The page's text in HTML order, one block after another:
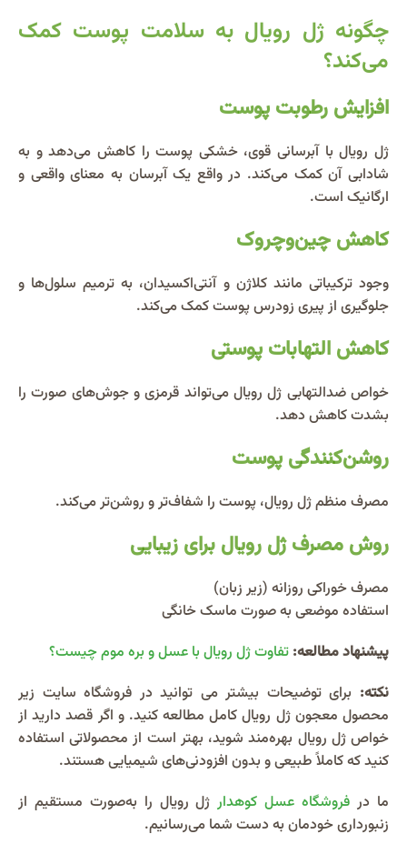
چگونه ژل رویال به سلامت پوست کمک
می‌کند؟
افزایش رطوبت پوست
ژل رویال با آبرسانی قوی، خشکی پوست را کاهش می‌دهد و به
شادابی آن کمک می‌کند. در واقع یک آبرسان به معنای واقعی و
ارگانیک است.
کاهش چین‌وچروک
وجود ترکیباتی مانند کلاژن و آنتی‌اکسیدان، به ترمیم سلول‌ها و
جلوگیری از پیری زودرس پوست کمک می‌کند.
کاهش التهابات پوستی
خواص ضدالتهابی ژل رویال می‌تواند قرمزی و جوش‌های صورت را
بشدت کاهش دهد.
روشن‌کنندگی پوست
مصرف منظم ژل رویال، پوست را شفاف‌تر و روشن‌تر می‌کند.
روش مصرف ژل رویال برای زیبایی
مصرف خوراکی روزانه (زیر زبان)
استفاده موضعی به صورت ماسک خانگی
پیشنهاد مطالعه: تفاوت ژل رویال با عسل و بره موم چیست؟
نکته: برای توضیحات بیشتر می توانید در فروشگاه سایت زیر
محصول معجون ژل رویال کامل مطالعه کنید. و اگر قصد دارید از
خواص ژل رویال بهره‌مند شوید، بهتر است از محصولاتی استفاده
کنید که کاملاً طبیعی و بدون افزودنی‌های شیمیایی هستند.
ما در فروشگاه عسل کوهدارژل رویال را به‌صورت مستقیم از
زنبورداری خودمان به دست شما می‌رسانیم.